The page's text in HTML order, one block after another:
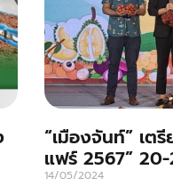
“เมืองจันท์” เต
แฟร์ 2567”
14/05/2024